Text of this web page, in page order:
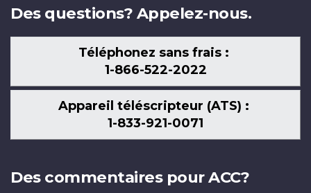
Des questions? Appelez-nous.
Téléphonez sans frais :
1-866-522-2022
Appareil téléscripteur (ATS) :
1-833-921-0071
Des commentaires pour ACC?